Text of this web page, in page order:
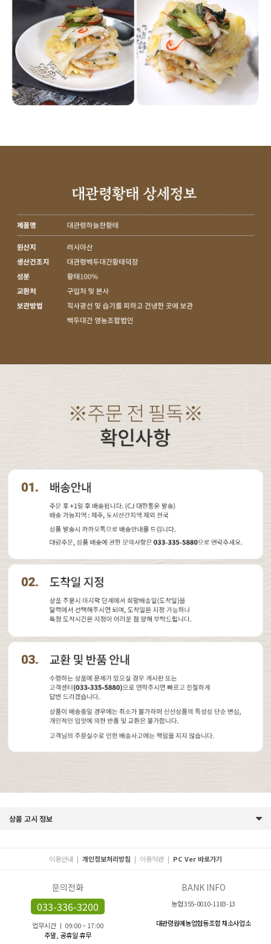
상품 고시 정보
이용안내 | 개인정보처리방침 | 이용약관 | PC Ver 바로가기
문의전화
033-336-3200
업무시간 ㅣ 09:00 ~ 17:00
주말, 공휴일 휴무
BANK INFO
농협 355-0010-1183-13
대관령원예농업협동조합 채소사업소